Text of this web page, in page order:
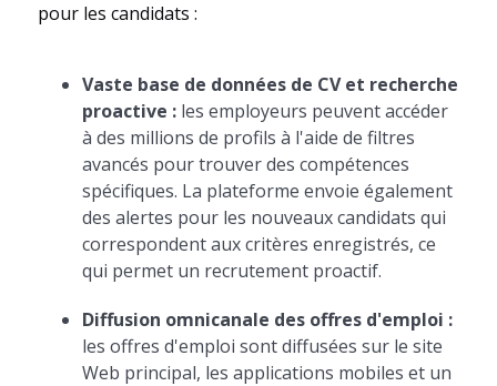
pour les candidats :
Vaste base de données de CV et recherche
proactive :les employeurs peuvent accéder
à des millions de profils à l'aide de filtres
avancés pour trouver des compétences
spécifiques. La plateforme envoie également
des alertes pour les nouveaux candidats qui
correspondent aux critères enregistrés, ce
qui permet un recrutement proactif.
Diffusion omnicanale des offres d'emploi :
les offres d'emploi sont diffusées sur le site
Web principal, les applications mobiles et un